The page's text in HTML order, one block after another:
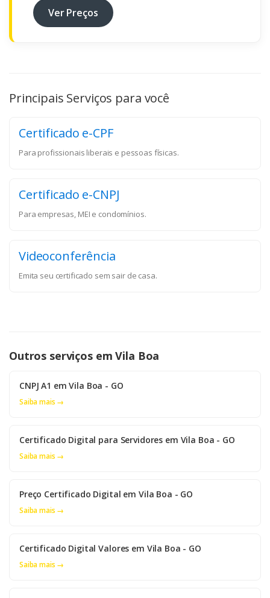
Ver Preços
Principais Serviços para você
Certificado e-CPF
Para profissionais liberais e pessoas físicas.
Certificado e-CNPJ
Para empresas, MEI e condomínios.
Videoconferência
Emita seu certificado sem sair de casa.
Outros serviços em Vila Boa
CNPJ A1 em Vila Boa - GO
Saiba mais →
Certificado Digital para Servidores em Vila Boa - GO
Saiba mais →
Preço Certificado Digital em Vila Boa - GO
Saiba mais →
Certificado Digital Valores em Vila Boa - GO
Saiba mais →